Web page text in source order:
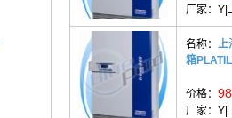
厂家： Y|
名称： 上
箱
价格：
厂家： Y|